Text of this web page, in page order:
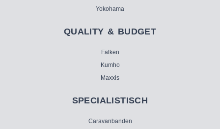
Yokohama
QUALITY & BUDGET
Falken
Kumho
Maxxis
SPECIALISTISCH
Caravanbanden